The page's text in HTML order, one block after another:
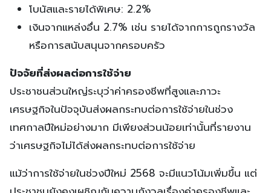
โบนัสและรายได้พิเศษ: 2.2%
เงินจากแหล่งอื่น 2.7% เช่น รายได้จากการถูกรางวัล
หรือการสนับสนุนจากครอบครัว
ปัจจัยที่ส่งผลต่อการใช้จ่าย
ประชาชนส่วนใหญ่ระบุว่าค่าครองชีพที่สูงและภาวะ
เศรษฐกิจในปัจจุบันส่งผลกระทบต่อการใช้จ่ายในช่วง
เทศกาลปีใหม่อย่างมาก มีเพียงส่วนน้อยเท่านั้นที่รายงาน
ว่าเศรษฐกิจไม่ได้ส่งผลกระทบต่อการใช้จ่าย
แม้ว่าการใช้จ่ายในช่วงปีใหม่ 2568 จะมีแนวโน้มเพิ่มขึ้น แต่